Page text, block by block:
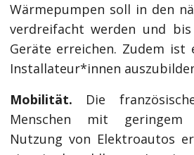
Wärmepumpen soll in den
verdreifacht werden und
Geräte erreichen. Zudem ist
Installateur*innen
Mobilität. Die
Menschen mit geringem
Nutzung von Elektroautos